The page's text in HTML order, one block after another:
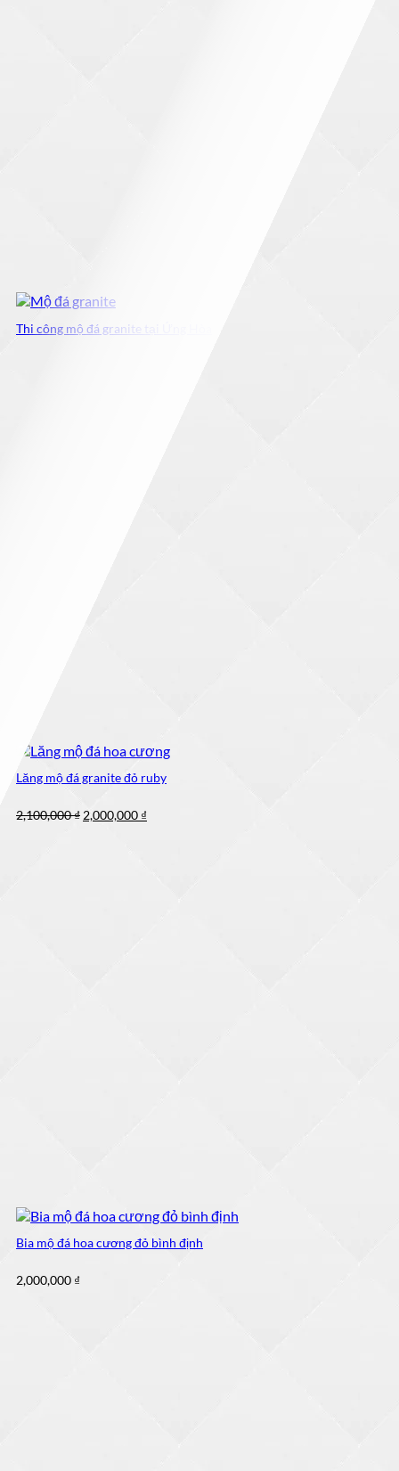
Thi công mộ đá granite tại Ứng Hòa
Lăng mộ đá granite đỏ ruby
2,100,000₫ Giá
2,000,000 ₫
Bia mộ đá hoa cương đỏ bình định
2,000,000 ₫